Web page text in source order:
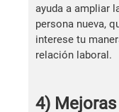
ayuda a ampliar
persona nueva,
interese tu
relación laboral.
4)